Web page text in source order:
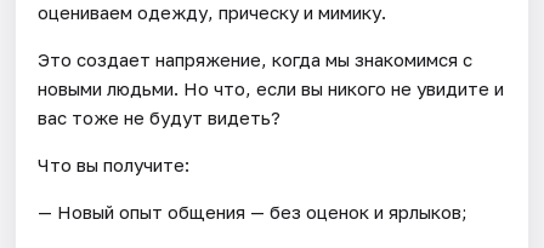
оцениваем одежду, прическу и мимику.
Это создает напряжение, когда мы знакомимся с
новыми людьми. Но что, если вы никого не увидите и
вас тоже не будут видеть?
Что вы получите:
— Новый опыт общения — без оценок и ярлыков;